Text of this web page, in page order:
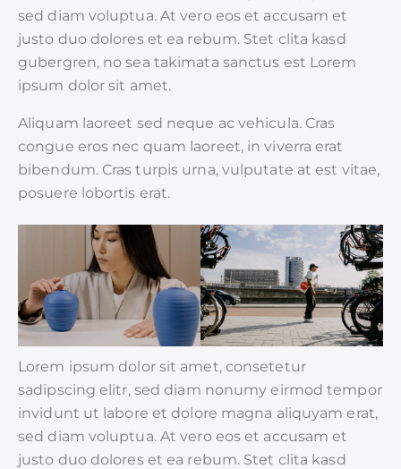
sed diam voluptua. At vero eos et accusam et
justo duo dolores et ea rebum. Stet clita kasd
gubergren, no sea takimata sanctus est Lorem
ipsum dolor sit amet.
Aliquam laoreet sed neque ac vehicula. Cras
congue eros nec quam laoreet, in viverra erat
bibendum. Cras turpis urna, vulputate at est vitae,
posuere lobortis erat.
Lorem ipsum dolor sit amet, consetetur
sadipscing elitr, sed diam nonumy eirmod tempor
invidunt ut labore et dolore magna aliquyam erat,
sed diam voluptua. At vero eos et accusam et
justo duo dolores et ea rebum. Stet clita kasd